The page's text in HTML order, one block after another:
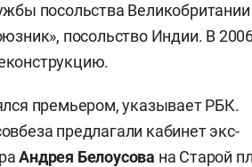
посольства Великобритании
посольство Индии. В
премьером, указывает РБК.
предлагали кабинет экс-
Андрея Белоусова на Старой